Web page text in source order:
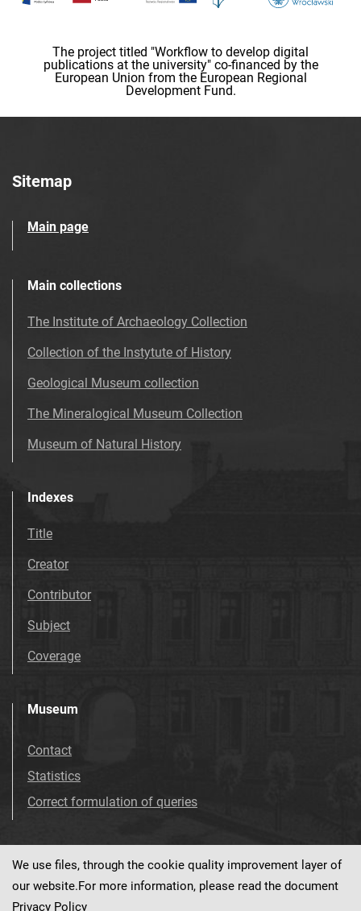
The project titled "Workflow to develop digital
publications at the university" co-financed by the
European Union from the European Regional
Development Fund.
Sitemap
Main page
Main collections
The Institute of Archaeology Collection
Collection of the Instytute of History
Geological Museum collection
The Mineralogical Museum Collection
Museum of Natural History
Indexes
Title
Creator
Contributor
Subject
Coverage
Museum
Contact
Statistics
Correct formulation of queries
Facebook
We use files, through the cookie quality improvement layer of
our website.For more information, please read the document
Privacy Policy